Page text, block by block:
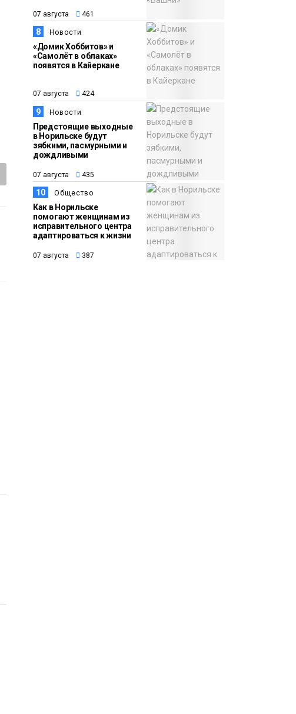
07 августа 461
8 Новости
«Домик Хоббитов» и
«Самолёт в облаках»
появятся в Кайеркане
07 августа 424
9 Новости
Предстоящие выходные
в Норильске будут
зябкими, пасмурными и
дождливыми
07 августа 435
10 Общество
Как в Норильске
помогают женщинам из
исправительного центра
адаптироваться к жизни
07 августа 387